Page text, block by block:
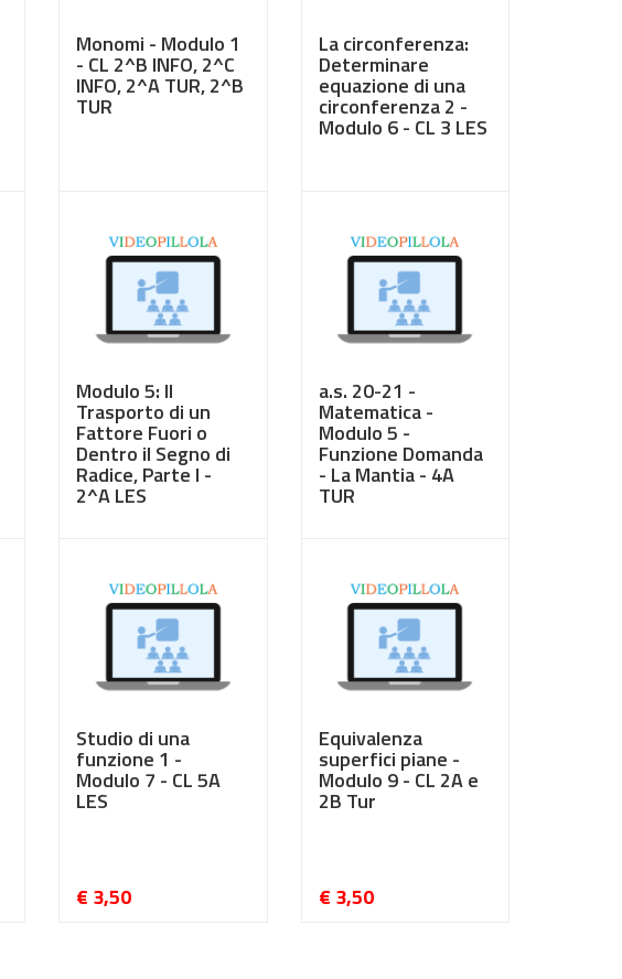
Monomi - Modulo 1
- CL 2^B INFO, 2^C
INFO, 2^A TUR, 2^B
TUR
La circonferenza:
Determinare
equazione di una
circonferenza 2 -
Modulo 6 - CL 3 LES
Modulo 5: Il
Trasporto di un
Fattore Fuori o
Dentro il Segno di
Radice, Parte I -
2^A LES
a.s. 20-21 -
Matematica -
Modulo 5 -
Funzione Domanda
- La Mantia - 4A
TUR
Studio di una
funzione 1 -
Modulo 7 - CL 5A
LES
€ 3,50
Equivalenza
superfici piane -
Modulo 9 - CL 2A e
2B Tur
€ 3,50